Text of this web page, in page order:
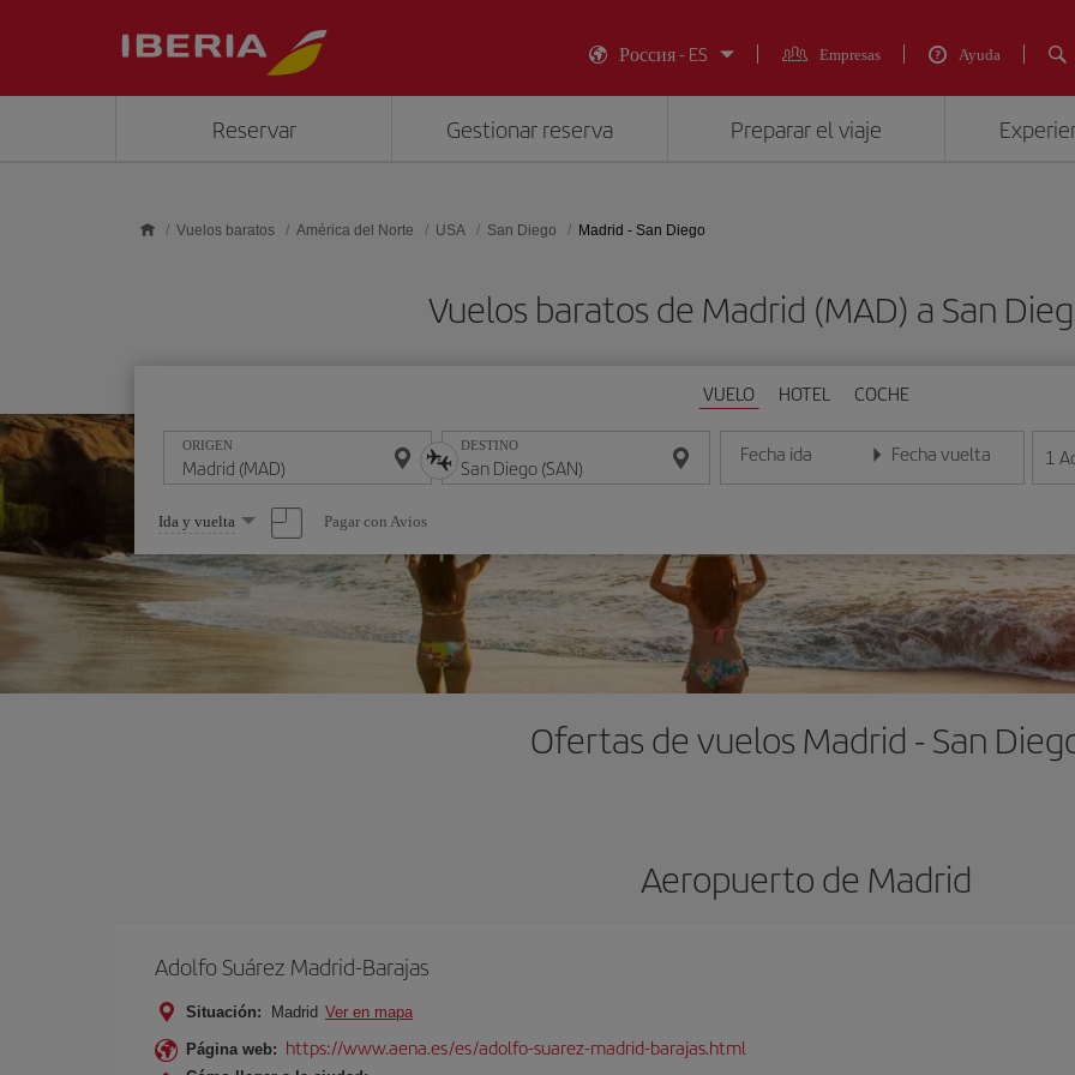
Россия - ES
Empresas Ayuda
Reservar Gestionar reserva Preparar el viaje
Vuelos baratos América del Norte USA San Diego Madrid - San Diego
Vuelos baratos de Madrid (MAD) a San
VUELO HOTEL COCHE
ORIGEN DESTINO Fecha ida
Introduce la fecha en formato día/mes/año
Fecha vuelta
Introduce la fecha en 1
Seleccione
una
opción
Ida y vuelta Pagar con Avios
Ofertas de vuelos Madrid - San
Aeropuerto de Madrid
Adolfo Suárez Madrid-Barajas
Situación: Madrid Ver en mapa
Página web: https://www.aena.es/es/adolfo-suarez-madrid-barajas.html